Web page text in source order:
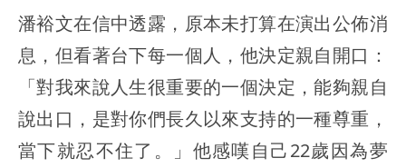
潘裕文在信中透露，原本未打算在演出公佈消
息，但看著台下每一個人，他決定親自開口：
「對我來說人生很重要的一個決定，能夠親自
說出口，是對你們長久以來支持的一種尊重，
當下就忍不住了。」他感嘆自己22歲因為夢